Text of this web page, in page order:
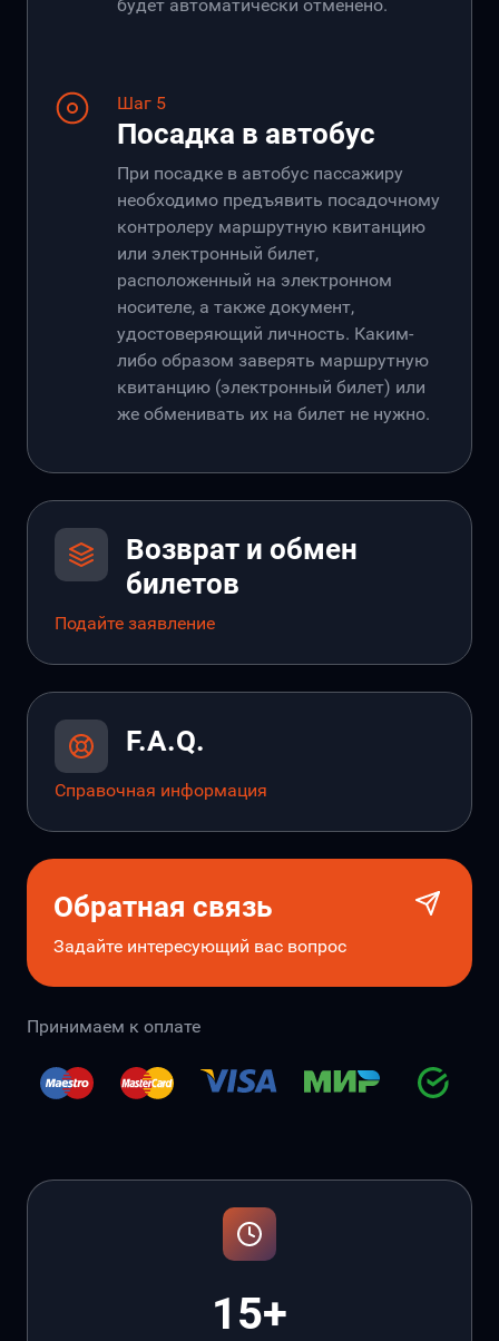
будет автоматически отменено.
Шаг 5
Посадка в автобус
При посадке в автобус пассажиру
необходимо предъявить посадочному
контролеру маршрутную квитанцию
или электронный билет,
расположенный на электронном
носителе, а также документ,
удостоверяющий личность. Каким-
либо образом заверять маршрутную
квитанцию (электронный билет) или
же обменивать их на билет не нужно.
Возврат и обмен
билетов
Подайте заявление
F.A.Q.
Справочная информация
Обратная связь
Задайте интересующий вас вопрос
Принимаем к оплате
15+